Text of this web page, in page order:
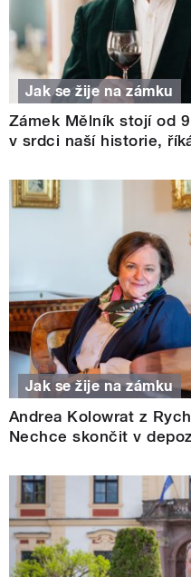
Jak se žije na zámku
Zámek Mělník stojí od
v srdci naší historie,
Jak se žije na zámku
Andrea Kolowrat z
Nechce skončit v